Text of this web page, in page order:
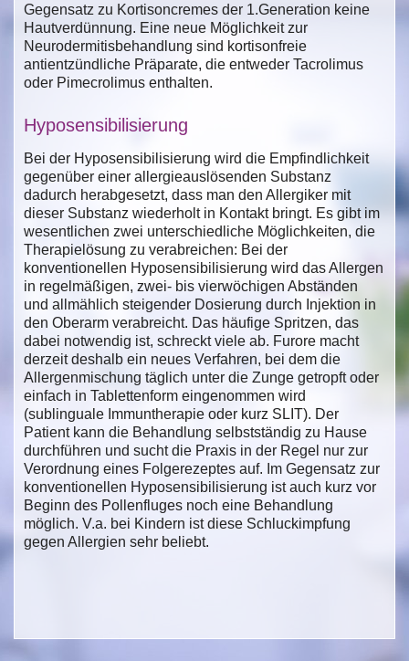
Gegensatz zu Kortisoncremes der 1.Generation keine
Hautverdünnung. Eine neue Möglichkeit zur
Neurodermitisbehandlung sind kortisonfreie
antientzündliche Präparate, die entweder Tacrolimus
oder Pimecrolimus enthalten.
Hyposensibilisierung
Bei der Hyposensibilisierung wird die Empfindlichkeit
gegenüber einer allergieauslösenden Substanz
dadurch herabgesetzt, dass man den Allergiker mit
dieser Substanz wiederholt in Kontakt bringt. Es gibt im
wesentlichen zwei unterschiedliche Möglichkeiten, die
Therapielösung zu verabreichen: Bei der
konventionellen Hyposensibilisierung wird das Allergen
in regelmäßigen, zwei- bis vierwöchigen Abständen
und allmählich steigender Dosierung durch Injektion in
den Oberarm verabreicht. Das häufige Spritzen, das
dabei notwendig ist, schreckt viele ab. Furore macht
derzeit deshalb ein neues Verfahren, bei dem die
Allergenmischung täglich unter die Zunge getropft oder
einfach in Tablettenform eingenommen wird
(sublinguale Immuntherapie oder kurz SLIT). Der
Patient kann die Behandlung selbstständig zu Hause
durchführen und sucht die Praxis in der Regel nur zur
Verordnung eines Folgerezeptes auf. Im Gegensatz zur
konventionellen Hyposensibilisierung ist auch kurz vor
Beginn des Pollenfluges noch eine Behandlung
möglich. V.a. bei Kindern ist diese Schluckimpfung
gegen Allergien sehr beliebt.